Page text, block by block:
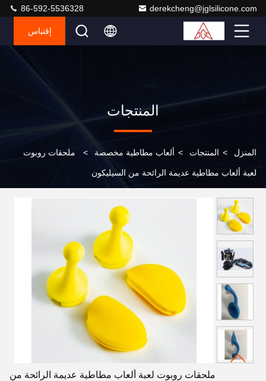
derekcheng@jglsilicone.com
86-592-5536328
إقتباس
المنتجات
المنزل > المنتجات > ألعاب مطاطية مخصصة > ملحقات روبوت
لعبة ألعاب مطاطية عديمة الرائحة من السيليكون
ملحقات روبوت لعبة ألعاب مطاطية عديمة الرائحة من